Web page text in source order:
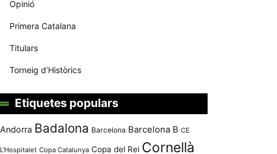
Opinió
Primera Catalana
Titulars
Torneig d’Històrics
Etiquetes populars
Andorra Badalona Barcelona Barcelona B CE
L'Hospitalet Copa Catalunya Copa del Rei Cornellà